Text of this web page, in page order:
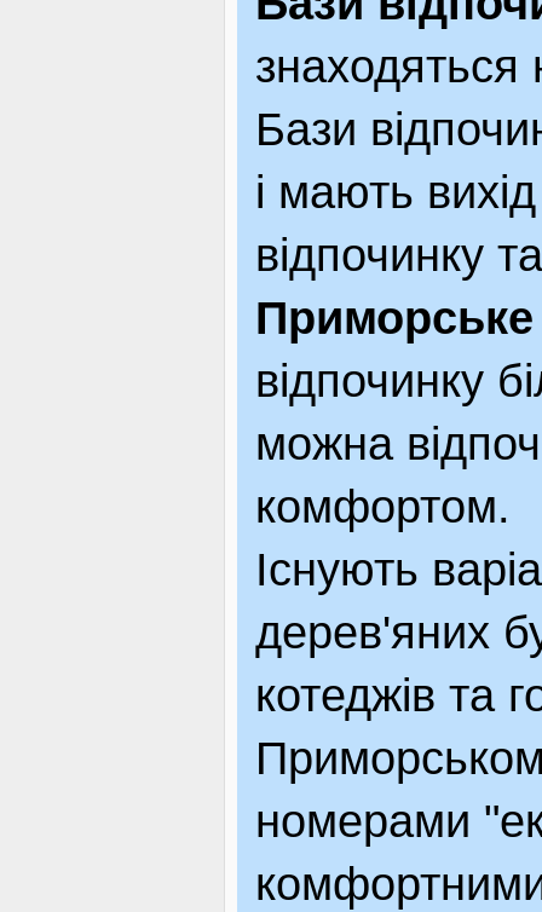
знаходяться
Бази
і мають
відпочинку
Приморське
відпочинку
можна
комфортом.
Існують
дерев'яних
котеджів та
номерами